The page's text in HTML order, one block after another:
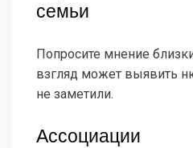
семьи
Попросите мнение
взгляд может выявить
не заметили.
Ассоциации